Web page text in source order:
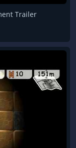
Trailer